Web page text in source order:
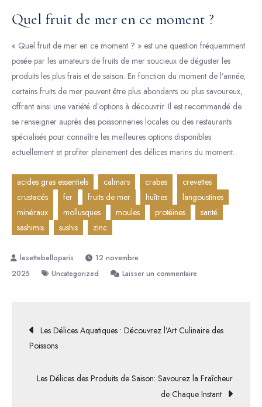
Quel fruit de mer en ce moment ?
« Quel fruit de mer en ce moment ? » est une question fréquemment
posée par les amateurs de fruits de mer soucieux de déguster les
produits les plus frais et de saison. En fonction du moment de l’année,
certains fruits de mer peuvent être plus abondants ou plus savoureux,
offrant ainsi une variété d’options à découvrir. Il est recommandé de
se renseigner auprès des poissonneries locales ou des restaurants
spécialisés pour connaître les meilleures options disponibles
actuellement et profiter pleinement des délices marins du moment.
acides gras essentiels calmars crabes
crevettes
crustacés
fer fruits de mer huîtres
langoustines
minéraux
mollusques moules protéines
santé
sashimis
sushis zinc
12 novembre
2025
Uncategorized Laisser un commentairesur
des
Mer
:
Navigation
l’article
Les Délices Aquatiques : Découvrez l’Art Culinaire des
Poissons
Les Délices des Produits de Saison: Savourez la Fraîcheur
de Chaque Instant